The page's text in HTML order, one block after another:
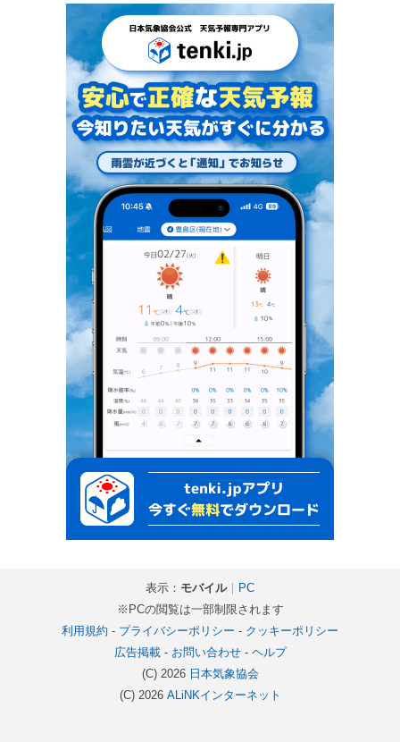
表示： モバイル｜
PC
※PCの閲覧は一部制限されます
利用規約 - プライバシーポリシー - クッキーポリシー
広告掲載- お問い合わせ- ヘルプ
(C) 2026 日本気象協会
(C) 2026 ALiNKインターネット